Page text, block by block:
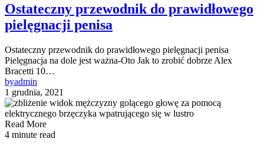
Ostateczny przewodnik do prawidłowego
pielęgnacji penisa
Ostateczny przewodnik do prawidłowego pielęgnacji penisa
Pielęgnacja na dole jest ważna-Oto Jak to zrobić dobrze Alex
Bracetti 10…
byadmin
1 grudnia, 2021
Read More
4 minute read